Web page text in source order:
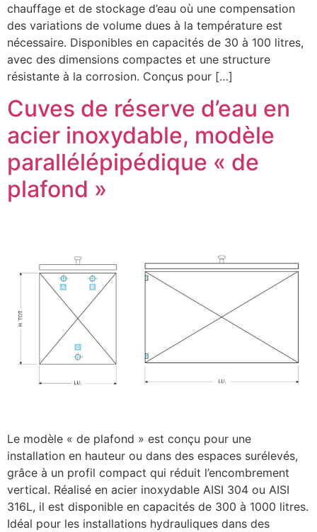
chauffage et de stockage d’eau où une compensation
des variations de volume dues à la température est
nécessaire. Disponibles en capacités de 30 à 100 litres,
avec des dimensions compactes et une structure
résistante à la corrosion. Conçus pour […]
Cuves de réserve d’eau en
acier inoxydable, modèle
parallélépipédique « de
plafond »
Le modèle « de plafond » est conçu pour une
installation en hauteur ou dans des espaces surélevés,
grâce à un profil compact qui réduit l’encombrement
vertical. Réalisé en acier inoxydable AISI 304 ou AISI
316L, il est disponible en capacités de 300 à 1000 litres.
Idéal pour les installations hydrauliques dans des